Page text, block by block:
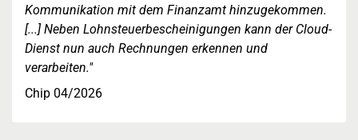
Kommunikation mit dem Finanzamt hinzugekommen.
[...] Neben Lohnsteuerbescheinigungen kann der Cloud-
Dienst nun auch Rechnungen erkennen und
verarbeiten."
Chip 04/2026